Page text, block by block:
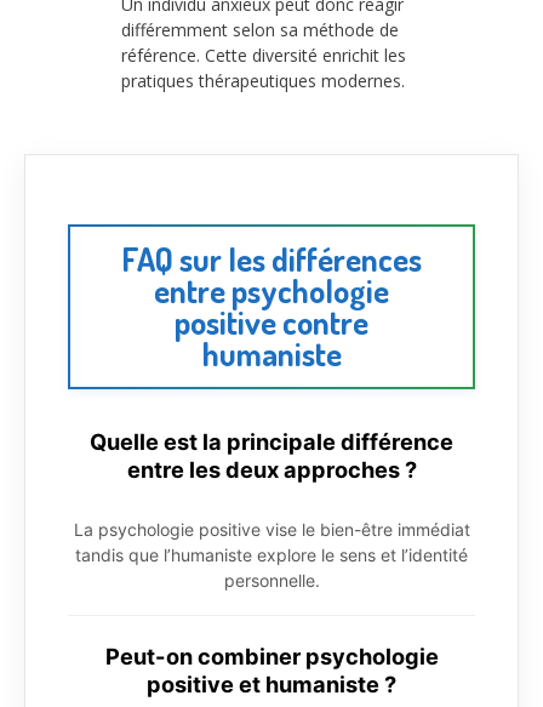
Un individu anxieux peut donc réagir
différemment selon sa méthode de
référence. Cette diversité enrichit les
pratiques thérapeutiques modernes.
FAQ sur les différences
entre psychologie
positive contre
humaniste
Quelle est la principale différence
entre les deux approches ?
La psychologie positive vise le bien-être immédiat
tandis que l’humaniste explore le sens et l’identité
personnelle.
Peut-on combiner psychologie
positive et humaniste ?